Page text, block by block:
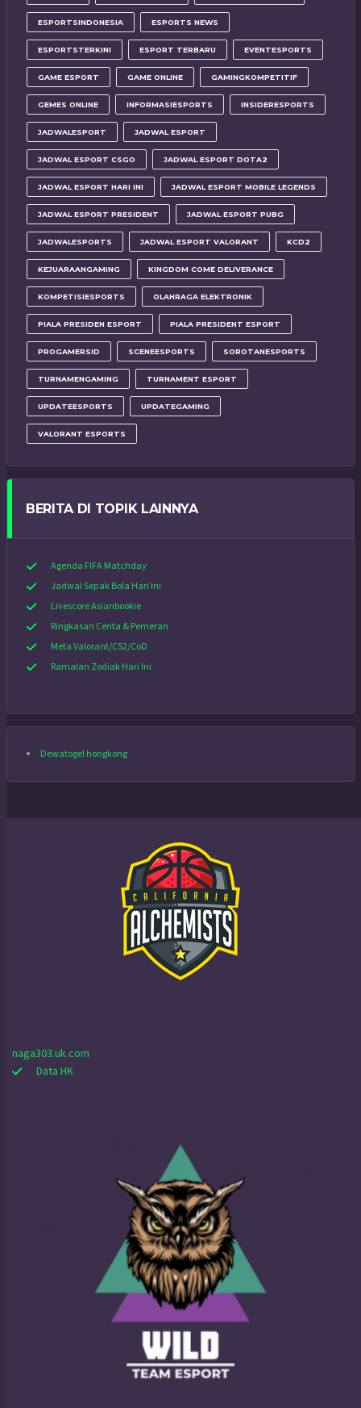
ESPORTSINDONESIA ESPORTS NEWS
ESPORTSTERKINI ESPORT TERBARU EVENTESPORTS
GAME ESPORT GAME ONLINE GAMINGKOMPETITIF
GEMES ONLINE INFORMASIESPORTS INSIDERESPORTS
JADWALESPORT JADWAL ESPORT
JADWAL ESPORT CSGO JADWAL ESPORT DOTA2
JADWAL ESPORT HARI INI JADWAL ESPORT MOBILE LEGENDS
JADWAL ESPORT PRESIDENT JADWAL ESPORT PUBG
JADWALESPORTS JADWAL ESPORT VALORANT KCD2
KEJUARAANGAMING KINGDOM COME DELIVERANCE
KOMPETISIESPORTS OLAHRAGA ELEKTRONIK
PIALA PRESIDEN ESPORT PIALA PRESIDENT ESPORT
PROGAMERSID SCENEESPORTS SOROTANESPORTS
TURNAMENGAMING TURNAMENT ESPORT
UPDATEESPORTS UPDATEGAMING
VALORANT ESPORTS
BERITA DI TOPIK LAINNYA
Agenda FIFA Matchday
Jadwal Sepak Bola Hari Ini
Livescore Asianbookie
Ringkasan Cerita & Pemeran
Meta Valorant/CS2/CoD
Ramalan Zodiak Hari Ini
Dewatogel hongkong
naga303.uk.com
Data HK